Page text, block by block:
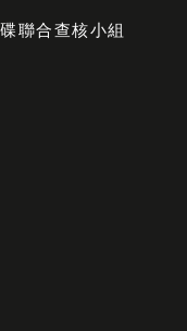
聯合查核小組